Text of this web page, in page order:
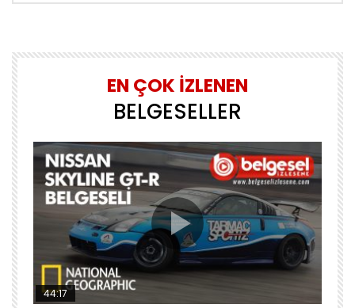
EN ÇOK İZLENEN
BELGESELLER
44:17